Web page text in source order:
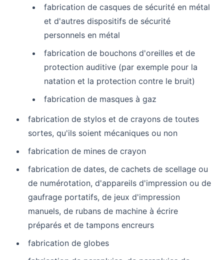
fabrication de casques de sécurité en métal
et d'autres dispositifs de sécurité
personnels en métal
fabrication de bouchons d'oreilles et de
protection auditive (par exemple pour la
natation et la protection contre le bruit)
fabrication de masques à gaz
fabrication de stylos et de crayons de toutes
sortes, qu'ils soient mécaniques ou non
fabrication de mines de crayon
fabrication de dates, de cachets de scellage ou
de numérotation, d'appareils d'impression ou de
gaufrage portatifs, de jeux d'impression
manuels, de rubans de machine à écrire
préparés et de tampons encreurs
fabrication de globes